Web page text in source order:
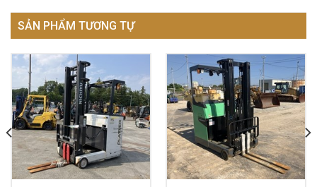
SẢN PHẨM TƯƠNG TỰ